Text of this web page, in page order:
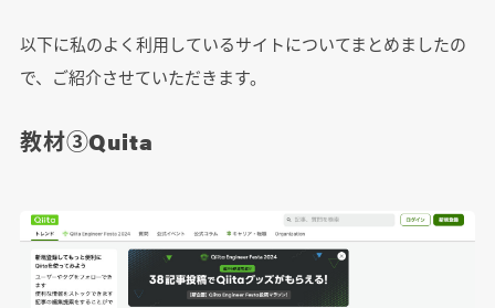
以下に私のよく利用しているサイトについてまとめましたの
で、ご紹介させていただきます。
教材③Quita